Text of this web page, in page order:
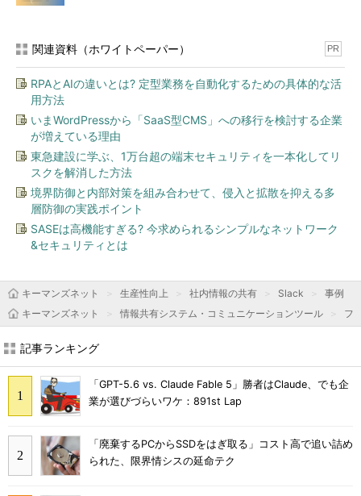
関連資料（ホワイトペーパー） PR
RPAとAIの違いとは? 定型業務を自動化するための具体的な活
用方法
いまWordPressから「SaaS型CMS」への移行を検討する企業
が増えている理由
東急建設に学ぶ、1万台超の端末セキュリティを一本化してリ
スクを解消した方法
境界防御と内部対策を組み合わせて、侵入と拡散を抑える多
層防御の実践ポイント
SASEは高機能すぎる? 今求められるシンプルなネットワーク
&セキュリティとは
キーマンズネット 生産性向上 社内情報の共有 Slack
事例
キーマンズネット
情報共有システム・コミュニケーションツール フ
記事ランキング
「GPT-5.6 vs. Claude Fable 5」勝者はClaude、でも企
業が選びづらいワケ：891st Lap
「廃棄するPCからSSDをはぎ取る」コスト高で追い詰め
られた、限界情シスの延命テク